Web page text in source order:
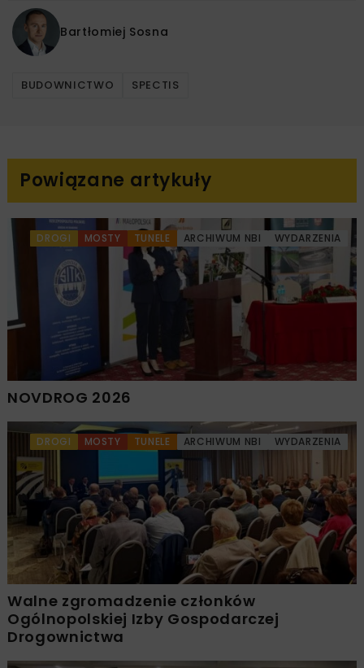
Bartłomiej Sosna
BUDOWNICTWO SPECTIS
Powiązane artykuły
DROGI MOSTY TUNELE ARCHIWUM NBI WYDARZENIA
NOVDROG 2026
DROGI MOSTY TUNELE ARCHIWUM NBI WYDARZENIA
Walne zgromadzenie członków
Ogólnopolskiej Izby Gospodarczej
Drogownictwa